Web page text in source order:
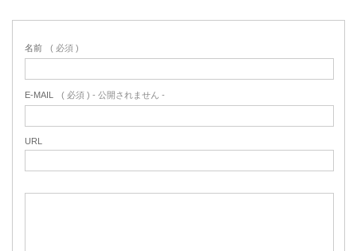
名前 ( 必須 )
E-MAIL ( 必須 ) - 公開されません -
URL